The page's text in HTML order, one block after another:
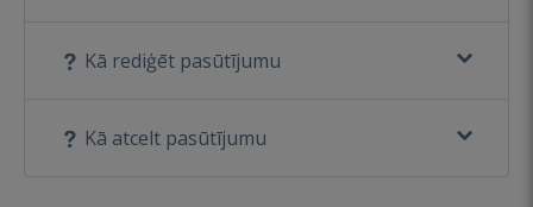
Kā rediģēt pasūtījumu
Kā atcelt pasūtījumu